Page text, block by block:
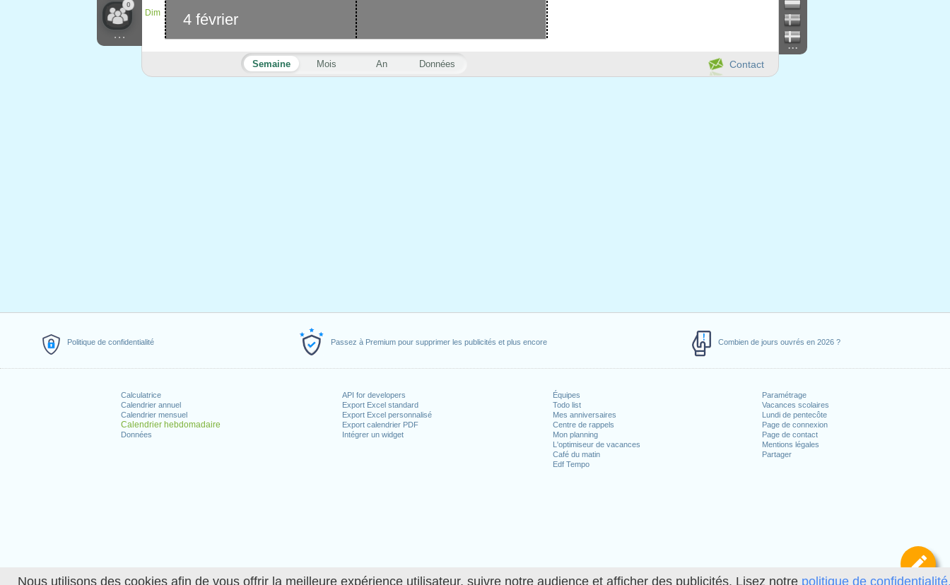
Nous utilisons des cookies afin de vous offrir la meilleure expérience utilisateur, suivre notre audience et afficher des publicités. Lisez notre politique de
Politique de confidentialité Passez à Premium pour supprimer les publicités et plus encore Combien de jours ouvrés en 2026 ?
Calculatrice
Calendrier annuel
Calendrier mensuel
Calendrier hebdomadaire
Données
API for developers
Export Excel standard
Export Excel personnalisé
Export calendrier PDF
Intégrer un widget
Équipes
Todo list
Mes anniversaires
Centre de rappels
Mon planning
L'optimiseur de vacances
Café du matin
Edf Tempo
Paramétrage
Vacances scolaires
Lundi de pentecôte
Page de connexion
Page de contact
Mentions légales
Partager
0
...
...
Contact
Semaine Mois An Données
Dim 4 février